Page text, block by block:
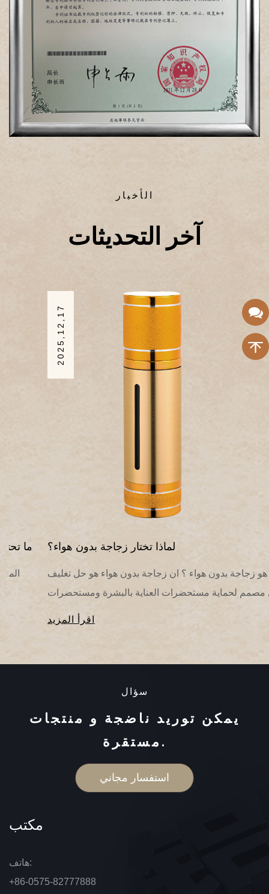
الأخبار
آخر التحديثات
لماذا تختار زجاجة بدون هواء؟
ما هو زجاجة بدون هواء ؟ ان زجاجة بدون هواء هو حل تغليف
ثوري مصمم لحماية مستحضرات العناية بالبشرة ومستحضرات
اقرأ المزيد
سؤال
يمكن توريد ناضجة و منتجات
مستقرة.
استفسار مجاني
مكتب
هاتف:
+86-0575-82777888